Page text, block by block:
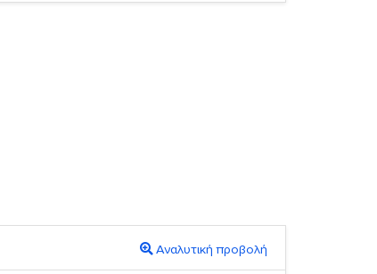
Αναλυτική προβολή